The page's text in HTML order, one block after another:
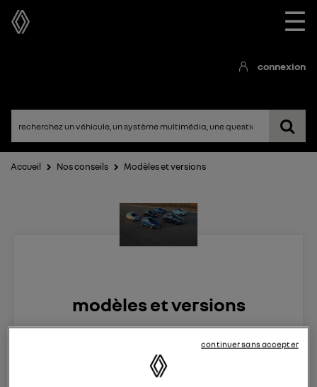
☰
connexion
Accueil Nos conseils Modèles et versions
modèles et versions
13:15
Véhicules
continuer sans accepter